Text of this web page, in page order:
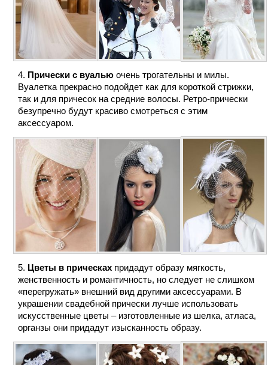
Прически с вуалью очень трогательны и милы.
Вуалетка прекрасно подойдет как для короткой стрижки,
так и для причесок на средние волосы. Ретро-прически
безупречно будут красиво смотреться с этим
аксессуаром.
Цветы в прическах придадут образу мягкость,
женственность и романтичность, но следует не слишком
«перегружать» внешний вид другими аксессуарами. В
украшении свадебной прически лучше использовать
искусственные цветы – изготовленные из шелка, атласа,
органзы они придадут изысканность образу.